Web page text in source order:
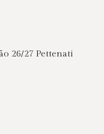
26/27 Pettenati